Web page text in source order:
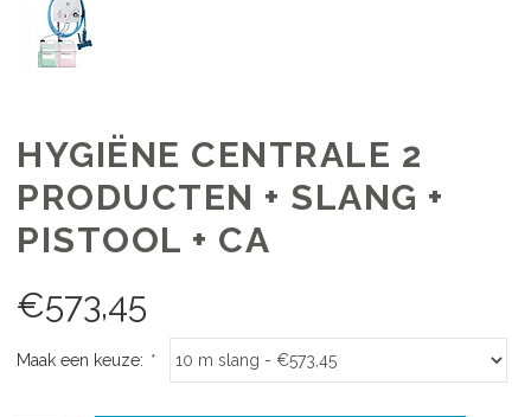
HYGIËNE CENTRALE 2
PRODUCTEN + SLANG +
PISTOOL + CA
€573,45
Maak een keuze: *